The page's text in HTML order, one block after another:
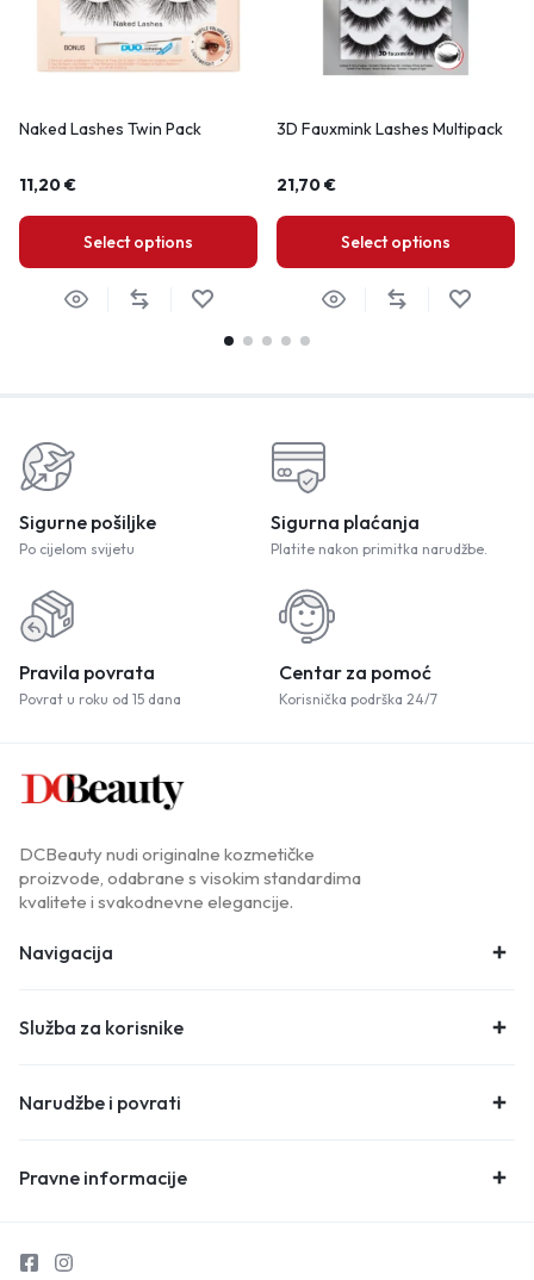
Naked Lashes Twin Pack
11,20€
Select options
3D Fauxmink Lashes Multipack
21,70€
Select options
Sigurne pošiljke
Po cijelom svijetu
Sigurna plaćanja
Platite nakon primitka narudžbe.
Pravila povrata
Povrat u roku od 15 dana
Centar za pomoć
Korisnička podrška 24/7
DCBeauty nudi originalne kozmetičke
proizvode, odabrane s visokim standardima
kvalitete i svakodnevne elegancije.
Navigacija
Služba za korisnike
Narudžbe i povrati
Pravne informacije